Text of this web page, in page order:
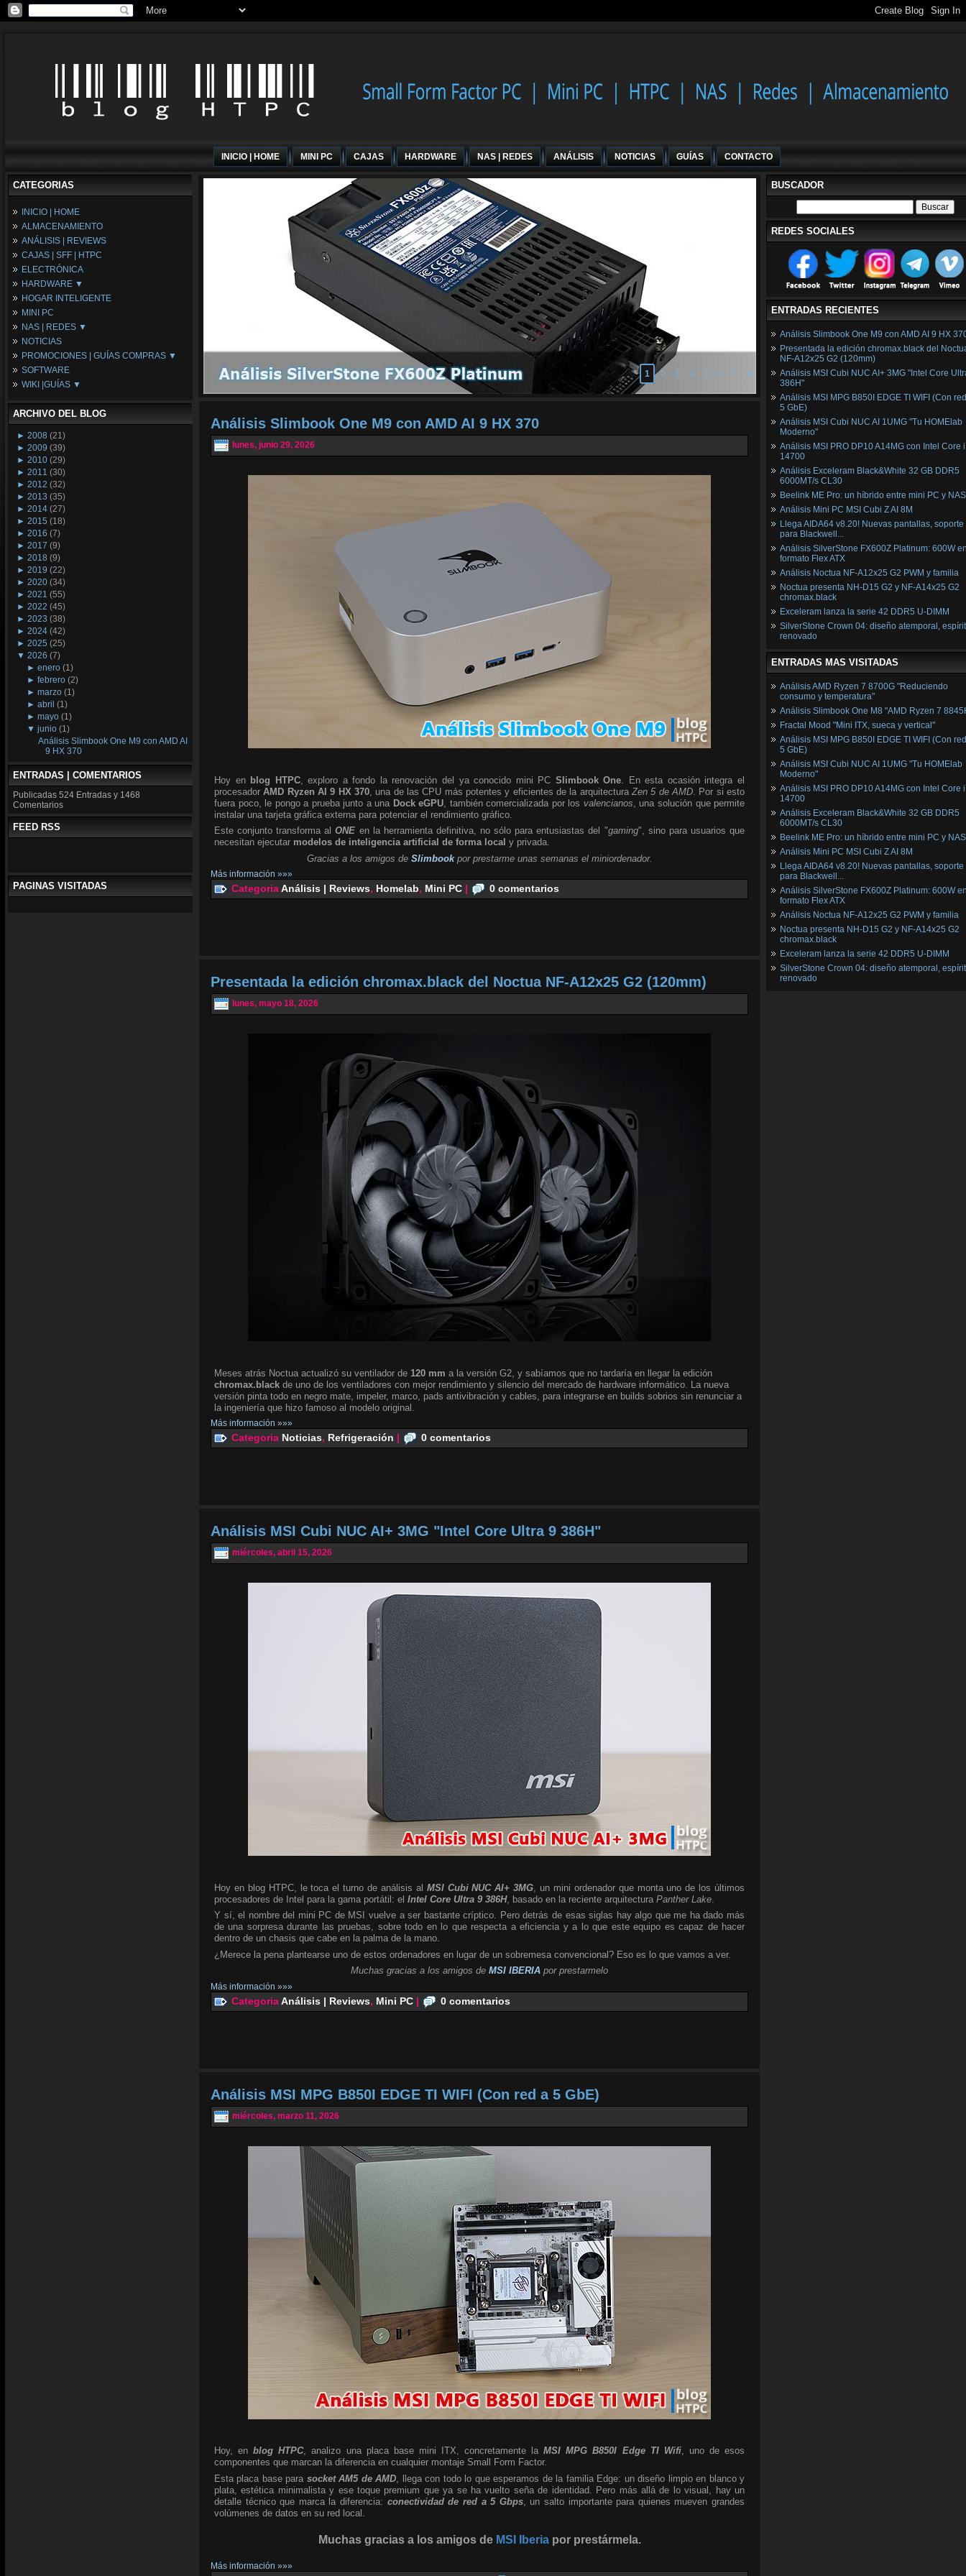
INICIO | HOME MINI PC CAJAS HARDWARE NAS | REDES ANÁLISIS NOTICIAS GUÍAS CONTACTO
CATEGORIAS
INICIO | HOME
ALMACENAMIENTO
ANÁLISIS | REVIEWS
CAJAS | SFF | HTPC
ELECTRÓNICA
HARDWARE ▼
Fuentes de Alimentación
Memória RAM
Placas Base
Procesadores
Periféricos
Refrigeración
Tarjetas Gráficas
HOGAR INTELIGENTE
MINI PC
NAS | REDES ▼
NAS
Espacio Synology
Redes
NOTICIAS
PROMOCIONES | GUÍAS COMPRAS ▼
Configuraciones Ordenadores
Guías de Compras
SOFTWARE
WIKI |GUÍAS ▼
Wikipedia
ARCHIVO DEL BLOG
► 2008 (21)
► 2009 (39)
► 2010 (29)
► 2011 (30)
► 2012 (32)
► 2013 (35)
► 2014 (27)
► 2015 (18)
► 2016 (7)
► 2017 (9)
► 2018 (9)
► 2019 (22)
► 2020 (34)
► 2021 (55)
► 2022 (45)
► 2023 (38)
► 2024 (42)
► 2025 (25)
▼ 2026 (7)
►enero (1)
►febrero (2)
►marzo (1)
►abril (1)
►mayo (1)
▼junio (1)
Análisis Slimbook One M9 con AMD AI
9 HX 370
ENTRADAS | COMENTARIOS
Publicadas 524 Entradas y 1468
Comentarios
FEED RSS
PAGINAS VISITADAS
1 2 3 4 5 6 7 8
Análisis Slimbook One M9 con AMD AI 9 HX 370
lunes, junio 29, 2026
Hoy en blog HTPC, exploro a fondo la renovación del ya conocido mini PC Slimbook One . En esta ocasión integra el
procesadorAMD Ryzen AI 9 HX 370 , una de las CPU más potentes y eficientes de la arquitecturaZen 5 de AMD . Por si esto
fuera poco, le pongo a prueba junto a una Dock eGPU , también comercializada por los valencianos , una solución que permite
instalar una tarjeta gráfica externa para potenciar el rendimiento gráfico.
Este conjunto transforma alONE en la herramienta definitiva, no sólo para entusiastas del "gaming", sino para usuarios que
necesitan ejecutar modelos de inteligencia artificial de forma local y privada.
Gracias a los amigos de Slimbook por prestarme unas semanas el miniordenador.
Más información »»»
CategoriaAnálisis | Reviews, Homelab, Mini PC | 0 comentarios
Presentada la edición chromax.black del Noctua NF‑A12x25 G2 (120mm)
lunes, mayo 18, 2026
Meses atrás Noctua actualizó su ventilador de 120 mm a la versión G2, y sabíamos que no tardaría en llegar la edición
chromax.black de uno de los ventiladores con mejor rendimiento y silencio del mercado de hardware informático. La nueva
versión pinta todo en negro mate, impeler, marco, pads antivibración y cables, para integrarse en builds sobrios sin renunciar a
la ingeniería que hizo famoso al modelo original.
Más información »»»
Categoria Noticias, Refrigeración | 0 comentarios
Análisis MSI Cubi NUC AI+ 3MG "Intel Core Ultra 9 386H"
miércoles, abril 15, 2026
Hoy en blog HTPC, le toca el turno de análisis al MSI Cubi NUC AI+ 3MG , un mini ordenador que monta uno de los últimos
procesadores de Intel para la gama portátil: el Intel Core Ultra 9 386H, basado en la reciente arquitectura Panther Lake
Y sí, el nombre del mini PC de MSI vuelve a ser bastante críptico. Pero detrás de esas siglas hay algo que me ha dado más
de una sorpresa durante las pruebas, sobre todo en lo que respecta a eficiencia y a lo que este equipo es capaz de hacer
dentro de un chasis que cabe en la palma de la mano.
¿Merece la pena plantearse uno de estos ordenadores en lugar de un sobremesa convencional? Eso es lo que vamos a ver.
Muchas gracias a los amigos de MSI IBERIA por prestarmelo
Más información »»»
CategoriaAnálisis | Reviews, Mini PC | 0 comentarios
Análisis MSI MPG B850I EDGE TI WIFI (Con red a 5 GbE)
miércoles, marzo 11, 2026
Hoy, enblog HTPC, analizo una placa base mini ITX, concretamente laMSI MPG B850I Edge TI Wifi, uno de esos
componentes que marcan la diferencia en cualquier montaje Small Form Factor.
Esta placa base para socket AM5 de AMD , llega con todo lo que esperamos de la familia Edge: un diseño limpio en blanco y
plata, estética minimalista y ese toque premium que ya se ha vuelto seña de identidad. Pero más allá de lo visual, hay un
detalle técnico que marca la diferencia: conectividad de red a 5 Gbps, un salto importante para quienes mueven grandes
volúmenes de datos en su red local.
Muchas gracias a los amigos de MSI Iberiapor prestármela.
Más información »»»
BUSCADOR
REDES SOCIALES
ENTRADAS RECIENTES
Análisis Slimbook One M9 con AMD AI 9 HX
Presentada la edición chromax.black del
NF‑A12x25 G2 (120mm)
Análisis MSI Cubi NUC AI+ 3MG "Intel Core
386H"
Análisis MSI MPG B850I EDGE TI WIFI (Con
5 GbE)
Análisis MSI Cubi NUC AI 1UMG "Tu HOMElab
Moderno"
Análisis MSI PRO DP10 A14MG con Intel Core
14700
Análisis Exceleram Black&White 32 GB DDR5
6000MT/s CL30
Beelink ME Pro: un híbrido entre mini PC y NAS
Análisis Mini PC MSI Cubi Z AI 8M
Llega AIDA64 v8.20! Nuevas pantallas, soporte
para Blackwell...
Análisis SilverStone FX600Z Platinum: 600W
formato Flex ATX
Análisis Noctua NF-A12x25 G2 PWM y familia
Noctua presenta NH-D15 G2 y NF-A14x25 G2
chromax.black
Exceleram lanza la serie 42 DDR5 U-DIMM
SilverStone Crown 04: diseño atemporal,
renovado
ENTRADAS MAS VISITADAS
Análisis AMD Ryzen 7 8700G "Reduciendo
consumo y temperatura"
Análisis Slimbook One M8 "AMD Ryzen 7
Fractal Mood "Mini ITX, sueca y vertical"
Análisis MSI MPG B850I EDGE TI WIFI (Con
5 GbE)
Análisis MSI Cubi NUC AI 1UMG "Tu HOMElab
Moderno"
Análisis MSI PRO DP10 A14MG con Intel Core
14700
Análisis Exceleram Black&White 32 GB DDR5
6000MT/s CL30
Beelink ME Pro: un híbrido entre mini PC y NAS
Análisis Mini PC MSI Cubi Z AI 8M
Llega AIDA64 v8.20! Nuevas pantallas, soporte
para Blackwell...
Análisis SilverStone FX600Z Platinum: 600W
formato Flex ATX
Análisis Noctua NF-A12x25 G2 PWM y familia
Noctua presenta NH-D15 G2 y NF-A14x25 G2
chromax.black
Exceleram lanza la serie 42 DDR5 U-DIMM
SilverStone Crown 04: diseño atemporal,
renovado